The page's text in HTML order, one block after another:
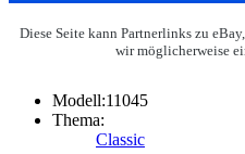
Diese Seite kann Partnerlinks zu
wir möglicherweise
Modell:11045
Thema:
Classic